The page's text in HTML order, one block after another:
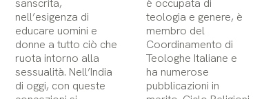
nell’esigenza di
educare uomini e
donne a tutto ciò che
ruota intorno alla
sessualità. Nell’India
di oggi, con queste
teologia e genere, è
membro del
Coordinamento di
Teologhe Italiane e
ha numerose
pubblicazioni in